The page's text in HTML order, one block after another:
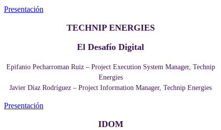
Presentación
TECHNIP ENERGIES
El Desafío Digital
Epifanio Pecharroman Ruiz – Project Execution System Manager, Technip
Energies
Javier Díaz Rodríguez – Project Information Manager, Technip Energies
Presentación
IDOM